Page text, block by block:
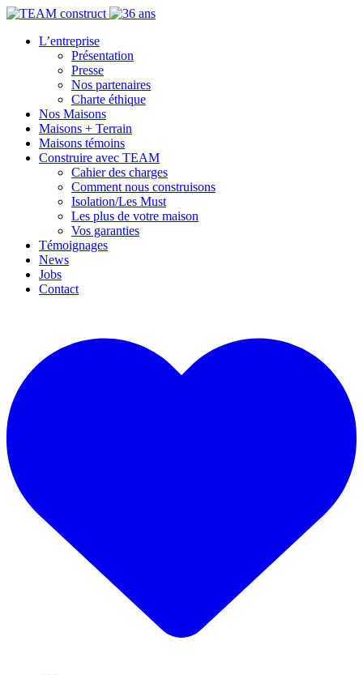
L’entreprise
Présentation
Presse
Nos partenaires
Charte éthique
Nos Maisons
Maisons + Terrain
Maisons témoins
Construire avec TEAM
Cahier des charges
Comment nous construisons
Isolation/Les Must
Les plus de votre maison
Vos garanties
Témoignages
News
Jobs
Contact